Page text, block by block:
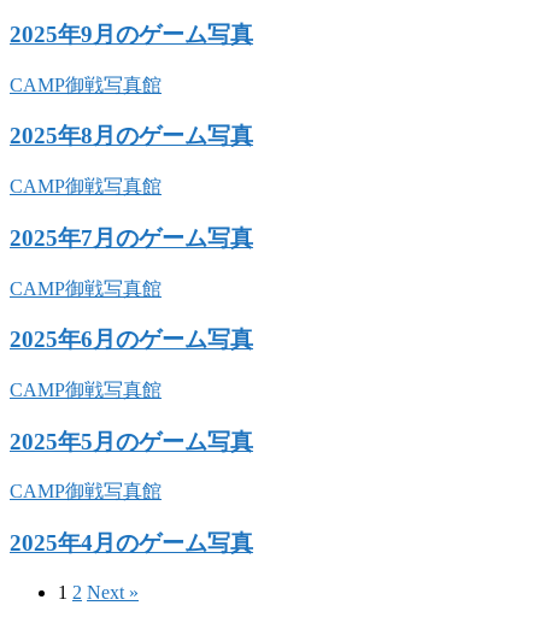
2025年9月のゲーム写真
CAMP御戦写真館
2025年8月のゲーム写真
CAMP御戦写真館
2025年7月のゲーム写真
CAMP御戦写真館
2025年6月のゲーム写真
CAMP御戦写真館
2025年5月のゲーム写真
CAMP御戦写真館
2025年4月のゲーム写真
1 2 Next »